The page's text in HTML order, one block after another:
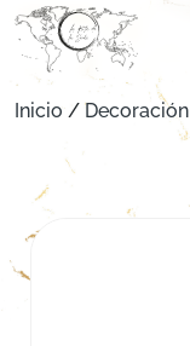
Inicio / Decoración